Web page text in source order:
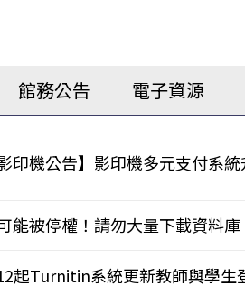
館務公告 電子資源
影印機公告】影印機多元支付系
能被停權！請勿大量下載資料庫
起Turnitin系統更新教師與學生